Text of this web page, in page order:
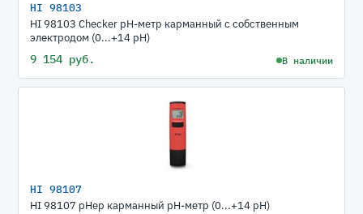
HI 98103
HI 98103 Checker рН-метр карманный с собственным
электродом (0...+14 pH)
9 154 руб. В наличии
HI 98107
HI 98107 рНер карманный рН-метр (0...+14 pH)